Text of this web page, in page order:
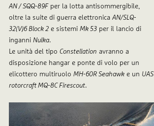
AN / SQQ-89Fper la lotta antisommergibile,
oltre la suite di guerra elettronica AN/SLQ-
32(V)6 Block 2 e sistemi Mk 53 per il lancio di
inganni Nulka.
Le unità del tipo Constellation avranno a
disposizione hangar e ponte di volo per un
elicottero multiruolo MH-60R Seahawk e un UAS
rotorcraft MQ-8C Firescout.